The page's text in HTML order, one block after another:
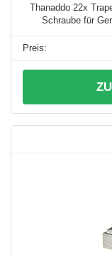
Thanaddo 22x
Schraube für